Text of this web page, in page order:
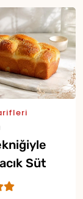
Süt